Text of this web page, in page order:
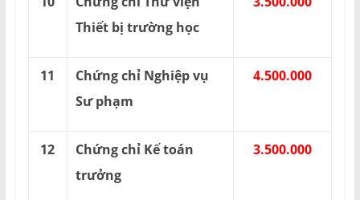
Thiết bị trường học
11
Chứng chỉ Nghiệp vụ
Sư phạm
4.500.000
12
Chứng chỉ Kế toán
trưởng
3.500.000